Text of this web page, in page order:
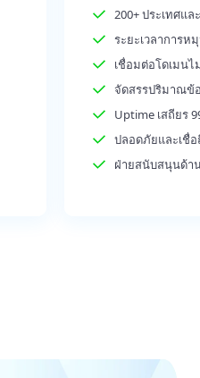
200+ ประเทศแ
ระยะเวลาการห
เชื่อมต่อโดเมนไ
จัดสรรปริมาณ
Uptime เสถียร
ปลอดภัยและเชื่
ฝ่ายสนับสนุนด้า